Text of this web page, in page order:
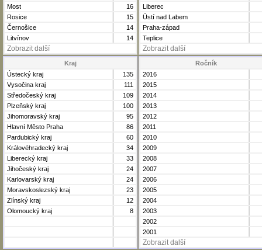
Most
16
Rosice
15
Černošice
14
Litvínov
14
Zobrazit další
Liberec
Ústí nad Labem
Praha-západ
Teplice
Zobrazit další
Kraj
Ústecký kraj
135
Vysočina kraj
111
Středočeský kraj
109
Plzeňský kraj
100
Jihomoravský kraj
95
Hlavní Město Praha
86
Pardubický kraj
60
Královéhradecký kraj
34
Liberecký kraj
33
Jihočeský kraj
24
Karlovarský kraj
24
Moravskoslezský kraj
23
Zlínský kraj
12
Olomoucký kraj
8
Ročník
2016
2015
2014
2013
2012
2011
2010
2009
2008
2007
2006
2005
2004
2003
2002
2001
Zobrazit další